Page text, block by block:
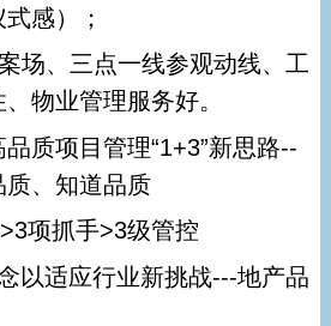
感）；
场、三点一线参观动线、工
物业管理服务好。
质项目管理“1+3”新思路--
、知道品质
项抓手>3级管控
以适应行业新挑战---地产品